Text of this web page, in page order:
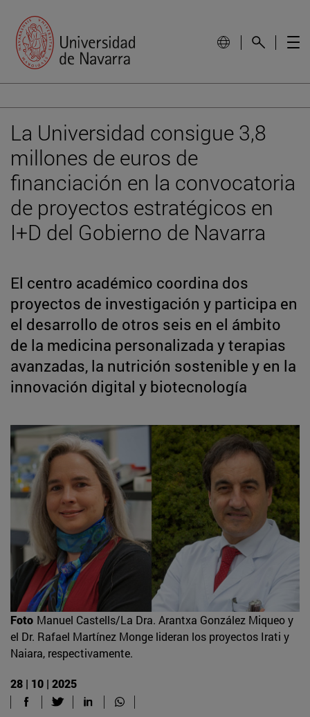
La Universidad consigue 3,8
millones de euros de
financiación en la convocatoria
de proyectos estratégicos en
I+D del Gobierno de Navarra
El centro académico coordina dos
proyectos de investigación y participa en
el desarrollo de otros seis en el ámbito
de la medicina personalizada y terapias
avanzadas, la nutrición sostenible y en la
innovación digital y biotecnología
Foto Manuel Castells/La Dra. Arantxa González Miqueo y
el Dr. Rafael Martínez Monge lideran los proyectos Irati y
Naiara, respectivamente.
28 | 10 | 2025